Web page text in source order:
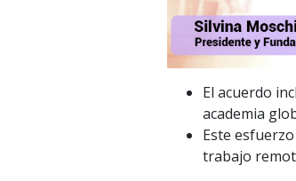
El acuerdo
academia
Este
trabajo